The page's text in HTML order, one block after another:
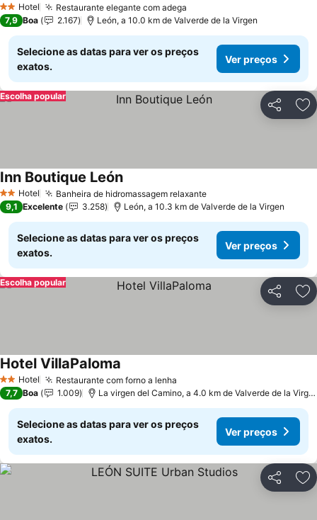
2 Estrelas
Hotel Restaurante elegante com adega
7,9 Boa 2.167 León, a 10.0 km de Valverde de la Virgen
Selecione as datas para ver os preços
exatos.
Ver preços
Partilhar
Escolha popular
2 Estrelas
Hotel Banheira de hidromassagem relaxante
Inn Boutique León
9,1 Excelente 3.258 León, a 10.3 km de Valverde de la Virgen
Selecione as datas para ver os preços
exatos.
Ver preços
Partilhar
Escolha popular
2 Estrelas
Hotel Restaurante com forno a lenha
Hotel VillaPaloma
7,7 Boa 1.009 La virgen del Camino, a 4.0 km de Valverde de la Virgen
Selecione as datas para ver os preços
exatos.
Ver preços
Partilhar